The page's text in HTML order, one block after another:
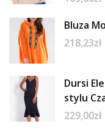
Bluza
218,23zł
Dursi
stylu
229,00zł